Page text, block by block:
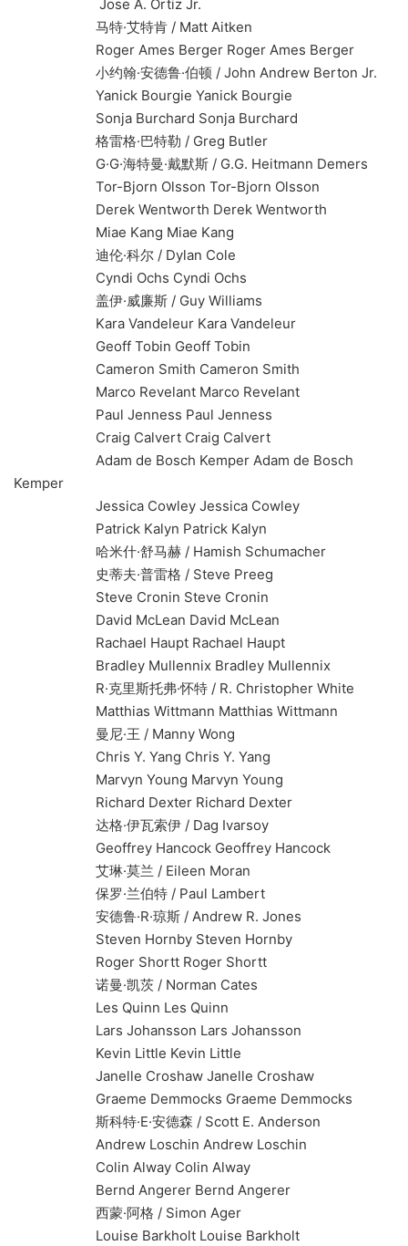
Jose A. Ortiz Jr.
马特·艾特肯 / Matt Aitken
Roger Ames Berger Roger Ames Berger
小约翰·安德鲁·伯顿 / John Andrew Berton Jr.
Yanick Bourgie Yanick Bourgie
Sonja Burchard Sonja Burchard
格雷格·巴特勒 / Greg Butler
G·G·海特曼·戴默斯 / G.G. Heitmann Demers
Tor-Bjorn Olsson Tor-Bjorn Olsson
Derek Wentworth Derek Wentworth
Miae Kang Miae Kang
迪伦·科尔 / Dylan Cole
Cyndi Ochs Cyndi Ochs
盖伊·威廉斯 / Guy Williams
Kara Vandeleur Kara Vandeleur
Geoff Tobin Geoff Tobin
Cameron Smith Cameron Smith
Marco Revelant Marco Revelant
Paul Jenness Paul Jenness
Craig Calvert Craig Calvert
Adam de Bosch Kemper Adam de Bosch
Kemper
Jessica Cowley Jessica Cowley
Patrick Kalyn Patrick Kalyn
哈米什·舒马赫 / Hamish Schumacher
史蒂夫·普雷格 / Steve Preeg
Steve Cronin Steve Cronin
David McLean David McLean
Rachael Haupt Rachael Haupt
Bradley Mullennix Bradley Mullennix
R·克里斯托弗·怀特 / R. Christopher White
Matthias Wittmann Matthias Wittmann
曼尼·王 / Manny Wong
Chris Y. Yang Chris Y. Yang
Marvyn Young Marvyn Young
Richard Dexter Richard Dexter
达格·伊瓦索伊 / Dag Ivarsoy
Geoffrey Hancock Geoffrey Hancock
艾琳·莫兰 / Eileen Moran
保罗·兰伯特 / Paul Lambert
安德鲁·R·琼斯 / Andrew R. Jones
Steven Hornby Steven Hornby
Roger Shortt Roger Shortt
诺曼·凯茨 / Norman Cates
Les Quinn Les Quinn
Lars Johansson Lars Johansson
Kevin Little Kevin Little
Janelle Croshaw Janelle Croshaw
Graeme Demmocks Graeme Demmocks
斯科特·E·安德森 / Scott E. Anderson
Andrew Loschin Andrew Loschin
Colin Alway Colin Alway
Bernd Angerer Bernd Angerer
西蒙·阿格 / Simon Ager
Louise Barkholt Louise Barkholt